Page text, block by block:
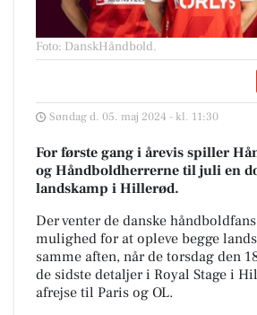
Foto: DanskHåndbold.
Søndag d. 05. maj 2024 - kl. 11:30
For første gang i årevis spiller
og Håndboldherrerne til juli en
landskamp i Hillerød.
Der venter de danske
mulighed for at opleve begge
samme aften, når de torsdag den
de sidste detaljer i Royal Stage i
afrejse til Paris og OL.